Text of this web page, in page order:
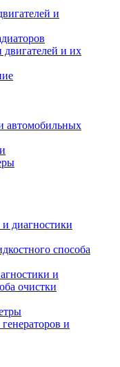
и
и их
автомобильных
диагностики
способа
и
очистки
и